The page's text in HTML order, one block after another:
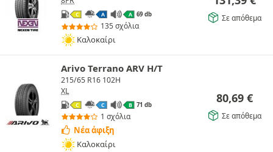
C A A 69 db
135 σχόλια
Καλοκαίρι
Σε απόθεμα
Arivo Terrano ARV H/T
215/65 R16 102H
XL
C C B 71 db
1 σχόλια
Νέα άφιξη
Καλοκαίρι
80,69 €
Σε απόθεμα